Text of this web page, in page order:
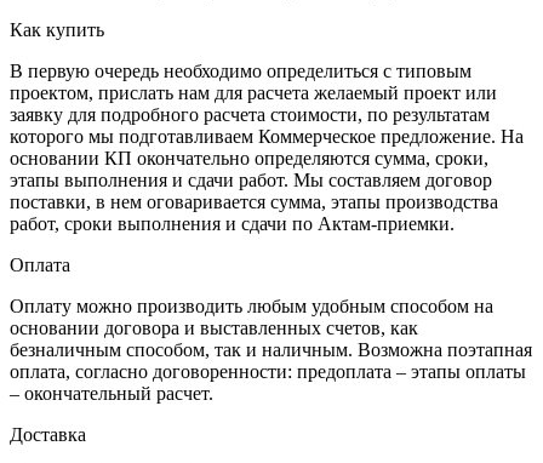
Как купить
В первую очередь необходимо определиться с типовым
проектом, прислать нам для расчета желаемый проект или
заявку для подробного расчета стоимости, по результатам
которого мы подготавливаем Коммерческое предложение. На
основании КП окончательно определяются сумма, сроки,
этапы выполнения и сдачи работ. Мы составляем договор
поставки, в нем оговаривается сумма, этапы производства
работ, сроки выполнения и сдачи по Актам-приемки.
Оплата
Оплату можно производить любым удобным способом на
основании договора и выставленных счетов, как
безналичным способом, так и наличным. Возможна поэтапная
оплата, согласно договоренности: предоплата – этапы оплаты
– окончательный расчет.
Доставка